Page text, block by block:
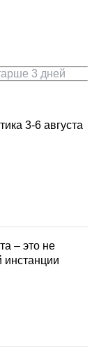
3 дней
3-6 августа
– это не
инстанции